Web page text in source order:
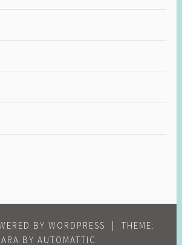
BY WORDPRESS
THEME:
BY AUTOMATTIC .